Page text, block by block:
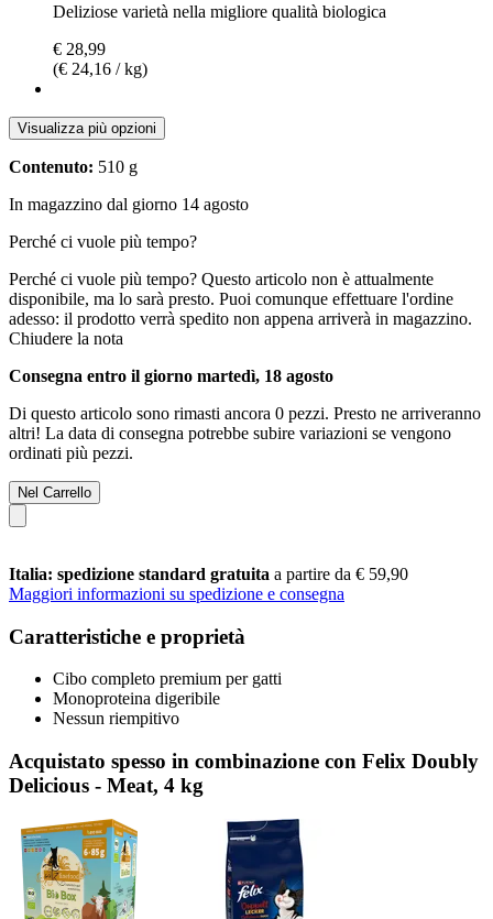
Deliziose varietà nella migliore qualità biologica
€ 28,99
(€ 24,16 / kg)
Visualizza più opzioni
Contenuto: 510 g
In magazzino dal giorno 14 agosto
Perché ci vuole più tempo?
Perché ci vuole più tempo? Questo articolo non è attualmente
disponibile, ma lo sarà presto. Puoi comunque effettuare l'ordine
adesso: il prodotto verrà spedito non appena arriverà in magazzino.
Chiudere la nota
Consegna entro il giorno martedì, 18 agosto
Di questo articolo sono rimasti ancora 0 pezzi. Presto ne arriveranno
altri! La data di consegna potrebbe subire variazioni se vengono
ordinati più pezzi.
Nel Carrello
Italia: spedizione standard gratuita a partire da € 59,90
Maggiori informazioni su spedizione e consegna
Caratteristiche e proprietà
Cibo completo premium per gatti
Monoproteina digeribile
Nessun riempitivo
Acquistato spesso in combinazione con Felix Doubly
Delicious - Meat, 4 kg